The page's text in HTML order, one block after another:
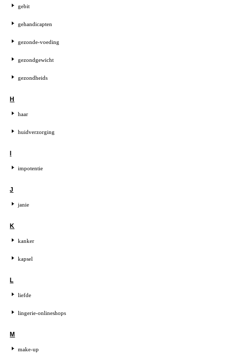
gebit
gehandicapten
gezonde-voeding
gezondgewicht
gezondheids
H
haar
huidverzorging
I
impotentie
J
janie
K
kanker
kapsel
L
liefde
lingerie-onlineshops
M
make-up